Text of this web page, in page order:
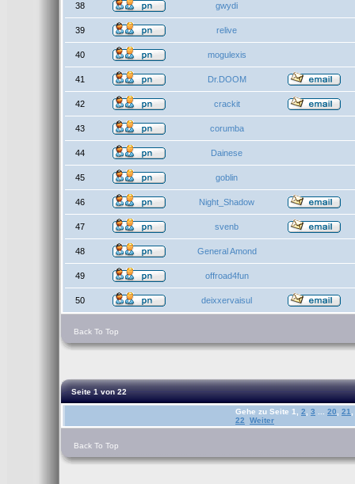
38 gwydi
39 relive
40 mogulexis
41 Dr.DOOM
42 crackit
43 corumba
44 Dainese
45 goblin
46 Night_Shadow
47 svenb
48 General Amond
49 offroad4fun
50 deixxervaisul
Back To Top
Seite 1 von 22
Gehe zu Seite 1 2 3 20 21
22
Weiter
Back To Top